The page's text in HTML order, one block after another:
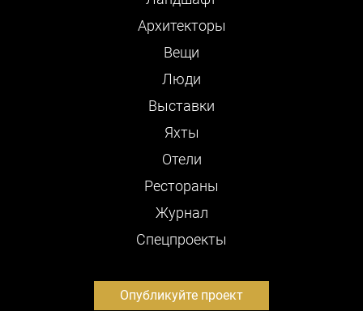
Архитекторы
Вещи
Люди
Выставки
Яхты
Отели
Рестораны
Журнал
Cпецпроекты
Опубликуйте проект